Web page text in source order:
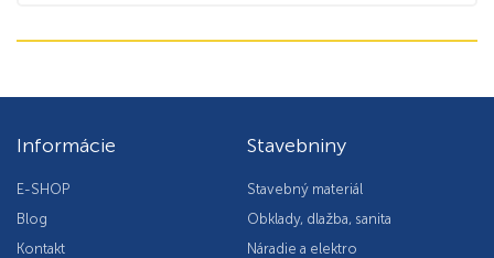
Informácie
E-SHOP
Blog
Kontakt
Stavebniny
Stavebný materiál
Obklady, dlažba, sanita
Náradie a elektro